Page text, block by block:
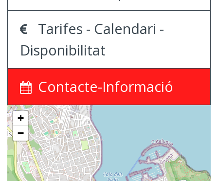
Tarifes - Calendari -
Disponibilitat
Contacte-Informació
+
−